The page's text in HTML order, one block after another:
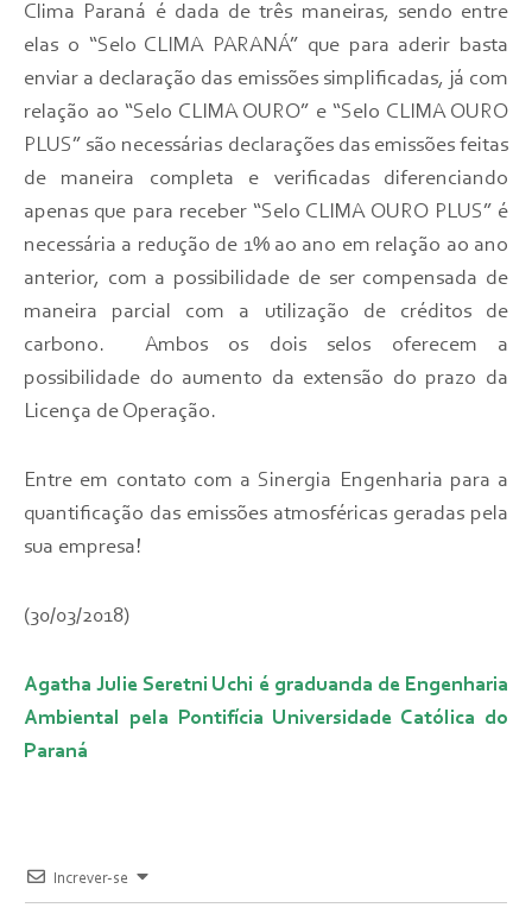
Clima Paraná é dada de três maneiras, sendo entre
elas o “Selo CLIMA PARANÁ” que para aderir basta
enviar a declaração das emissões simplificadas, já com
relação ao “Selo CLIMA OURO” e “Selo CLIMA OURO
PLUS” são necessárias declarações das emissões feitas
de maneira completa e verificadas diferenciando
apenas que para receber “Selo CLIMA OURO PLUS” é
necessária a redução de 1% ao ano em relação ao ano
anterior, com a possibilidade de ser compensada de
maneira parcial com a utilização de créditos de
carbono. Ambos os dois selos oferecem a
possibilidade do aumento da extensão do prazo da
Licença de Operação.
Entre em contato com a Sinergia Engenharia para a
quantificação das emissões atmosféricas geradas pela
sua empresa!
(30/03/2018)
Agatha Julie Seretni Uchi é graduanda de Engenharia
Ambiental pela Pontifícia Universidade Católica do
Paraná
Increver-se